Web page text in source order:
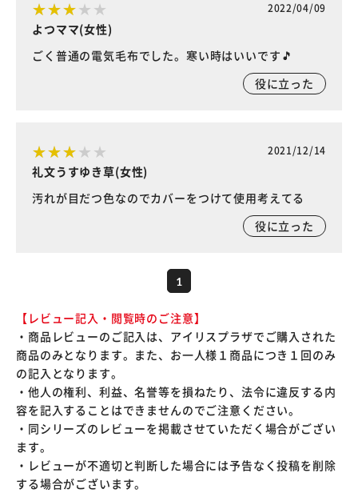
2022/04/09
よつママ(女性)
ごく普通の電気毛布でした。寒い時はいいです🎵
役に立った
2021/12/14
礼文うすゆき草(女性)
汚れが目だつ色なのでカバーをつけて使用考えてる
役に立った
1
【レビュー記入・閲覧時のご注意】
・商品レビューのご記入は、アイリスプラザでご購入された
商品のみとなります。また、お一人様１商品につき１回のみ
の記入となります。
・他人の権利、利益、名誉等を損ねたり、法令に違反する内
容を記入することはできませんのでご注意ください。
・同シリーズのレビューを掲載させていただく場合がござい
ます。
・レビューが不適切と判断した場合には予告なく投稿を削除
する場合がございます。